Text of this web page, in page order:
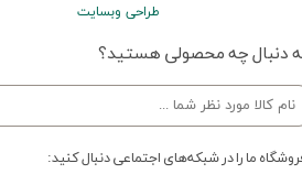
طراحی وبسایت
دنبال چه محصولی هستید؟
ما را در شبکه‌های اجتماعی دنبال کنید: